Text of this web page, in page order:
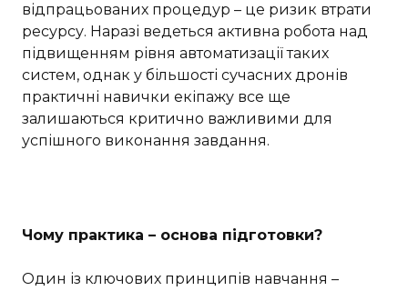
відпрацьованих процедур – це ризик втрати
ресурсу. Наразі ведеться активна робота над
підвищенням рівня автоматизації таких
систем, однак у більшості сучасних дронів
практичні навички екіпажу все ще
залишаються критично важливими для
успішного виконання завдання.
Чому практика – основа підготовки?
Один із ключових принципів навчання –